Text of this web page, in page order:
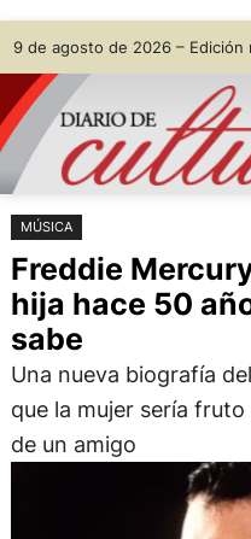
Saltar
al
contenido
Skip
to
content
9 de agosto de 2026 – Edición
MÚSICA
Freddie
hija hace 50
sabe
Una nueva biografía
que la mujer sería
de un amigo